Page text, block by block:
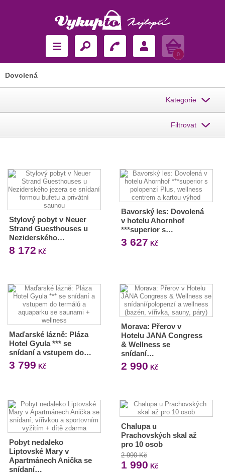
Košík
0
Dovolená
Kategorie
Filtrovat
Stylový pobyt v Neuer
Strand Guesthouses u
Neziderského…
8 172 Kč
Bavorský les: Dovolená
v hotelu Ahornhof
***superior s…
3 627 Kč
Maďarské lázně: Pláza
Hotel Gyula *** se
snídaní a vstupem do…
3 799 Kč
Morava: Přerov v
Hotelu JANA Congress
& Wellness se
snídaní…
2 990 Kč
Pobyt nedaleko
Liptovské Mary v
Apartmánech Anička se
snídaní…
Chalupa u
Prachovských skal až
pro 10 osob
2 990 Kč
1 990 Kč